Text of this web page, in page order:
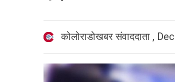
कोलोराडोखबर संवाददाता ,